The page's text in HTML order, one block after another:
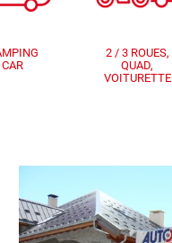
CAR
2 / 3 ROUES,
QUAD,
VOITURETTE